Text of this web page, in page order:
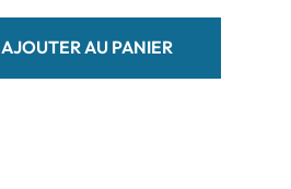
AJOUTER AU PANIER